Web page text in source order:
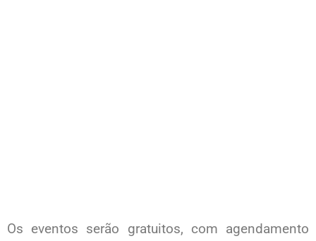
Os eventos serão gratuitos, com agendamento